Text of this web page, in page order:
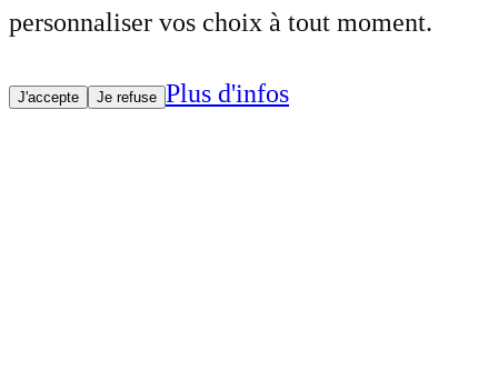
personnaliser vos choix à tout moment.
J'accepte Je refuse Plus d'infos